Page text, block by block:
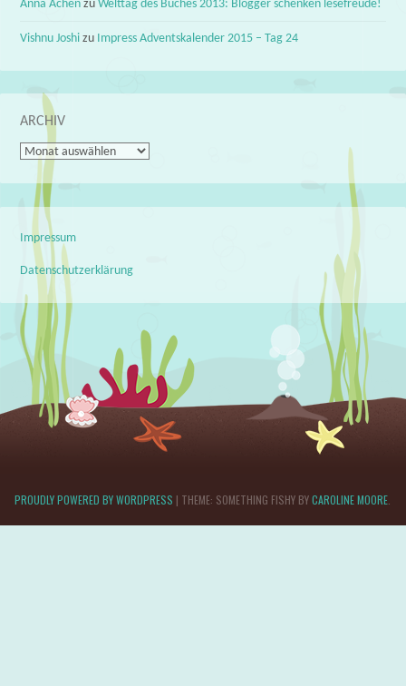
Anna Achen zuWelttag des Buches 2013: Blogger schenken lesefreude!
Vishnu Joshi zu Impress Adventskalender 2015 – Tag 24
ARCHIV
Archiv
Impressum
Datenschutzerklärung
PROUDLY POWERED BY WORDPRESS | THEME: SOMETHING FISHY BYCAROLINE MOORE